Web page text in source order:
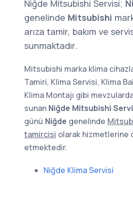
Niğde Mitsubishi Servisi;
genelinde Mitsubishi
arıza tamir, bakım ve
sunmaktadır.
Mitsubishi marka klima
Tamiri, Klima Servisi, Klima
Klima Montajı gibi
sunan Niğde Mitsubishi
günü Niğde genelinde
tamircisi olarak hizmetlerine
etmektedir.
Niğde Klima Servisi